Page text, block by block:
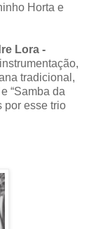
Horta e
Lora -
tradicional,
“Samba da
por esse trio